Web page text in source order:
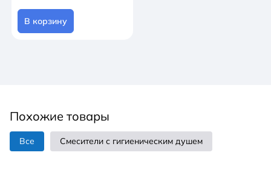
В корзину
Похожие товары
Все Смесители с гигиеническим душем